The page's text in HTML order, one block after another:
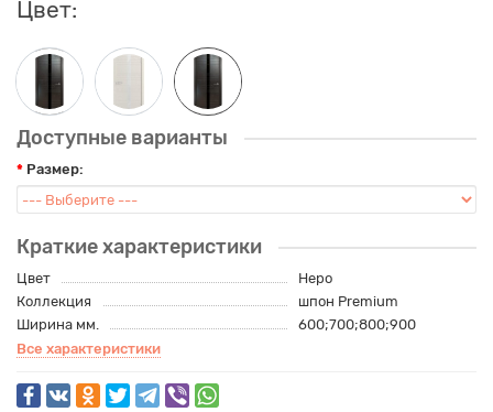
Цвет:
Доступные варианты
Размер:
Краткие характеристики
Цвет
Неро
Коллекция
шпон Premium
Ширина мм.
600;700;800;900
Все характеристики